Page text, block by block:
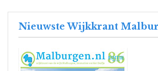
Nieuwste Wijkkrant